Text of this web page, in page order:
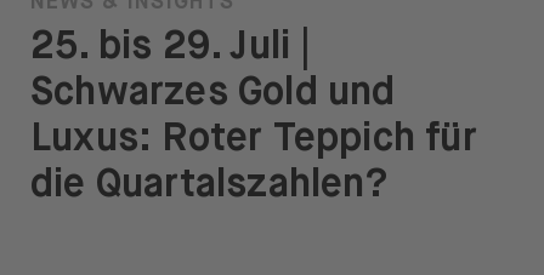
25. bis 29. Juli |
Schwarzes Gold und
Luxus: Roter Teppich für
die Quartalszahlen?